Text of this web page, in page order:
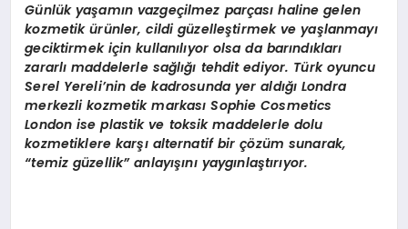
Günlük yaşamın vazgeçilmez parçası haline gelen
kozmetik ürünler, cildi güzelleştirmek ve yaşlanmayı
geciktirmek için kullanılıyor olsa da barındıkları
zararlı maddelerle sağlığı tehdit ediyor. Türk oyuncu
Serel Yereli’nin de kadrosunda yer aldığı Londra
merkezli kozmetik markası Sophie Cosmetics
London ise plastik ve toksik maddelerle dolu
kozmetiklere karşı alternatif bir çözüm sunarak,
“temiz güzellik” anlayışını yaygınlaştırıyor.